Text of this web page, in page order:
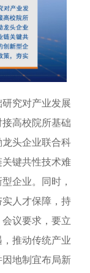
究对产业发展
高校院所基础
头企业联合科
键共性技术难
企业。同时，
人才保障，持
议要求，要立
推动传统产业
地制宜布局新